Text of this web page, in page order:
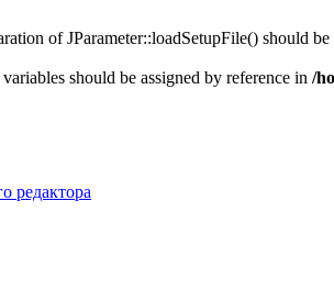
of JParameter::loadSetupFile() should
should be assigned by reference in /
редактора